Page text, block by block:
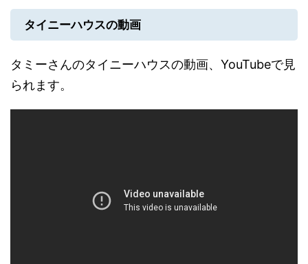
タイニーハウスの動画
タミーさんのタイニーハウスの動画、YouTubeで見
られます。